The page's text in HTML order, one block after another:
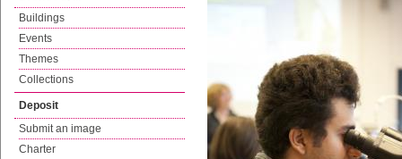
Buildings
Events
Themes
Collections
Deposit
Submit an image
Charter